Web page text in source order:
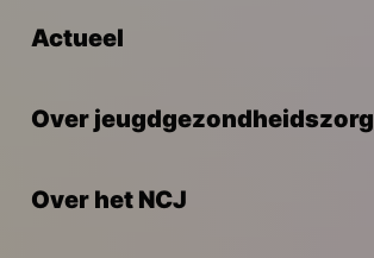
Actueel
Over jeugdgezondheidszorg
Over het NCJ